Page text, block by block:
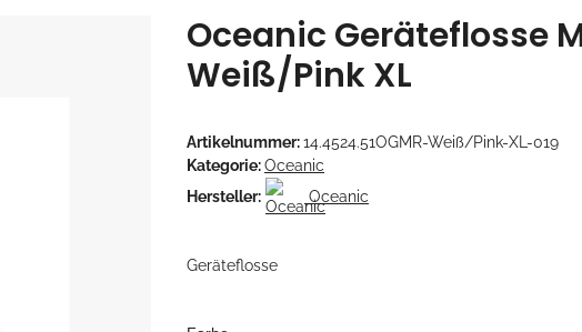
Oceanic Geräteflosse
Weiß/Pink XL
Artikelnummer:14.4524.51OGMR-Weiß/Pink-XL-019
Kategorie:Oceanic
Hersteller:
Oceanic
Geräteflosse